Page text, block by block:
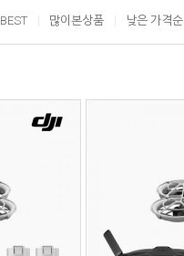
BEST 많이본상품 낮은 가격순